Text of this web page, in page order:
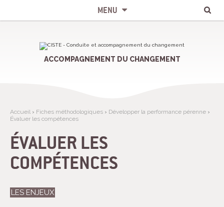
MENU
ACCOMPAGNEMENT DU CHANGEMENT
Accueil › Fiches méthodologiques › Développer la performance pérenne ›
Évaluer les compétences
ÉVALUER LES
COMPÉTENCES
LES ENJEUX